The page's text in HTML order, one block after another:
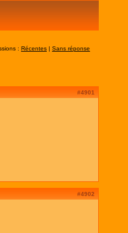
: Récentes | Sans réponse
#4901
#4902